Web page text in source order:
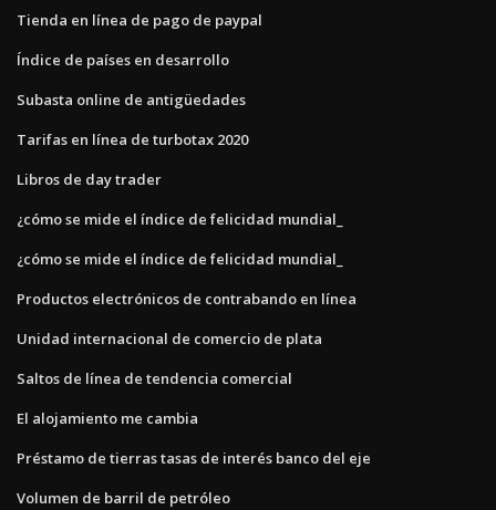
Tienda en línea de pago de paypal
Índice de países en desarrollo
Subasta online de antigüedades
Tarifas en línea de turbotax 2020
Libros de day trader
¿cómo se mide el índice de felicidad mundial_
¿cómo se mide el índice de felicidad mundial_
Productos electrónicos de contrabando en línea
Unidad internacional de comercio de plata
Saltos de línea de tendencia comercial
El alojamiento me cambia
Préstamo de tierras tasas de interés banco del eje
Volumen de barril de petróleo